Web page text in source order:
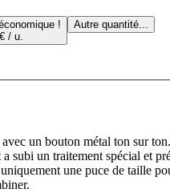
!
/ u.
Autre quantité...
un bouton métal ton sur
subi un traitement spécial
une puce de